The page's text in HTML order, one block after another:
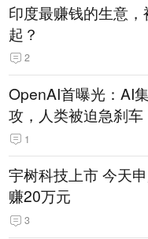
印度最赚钱的生意
起？
2
OpenAI首曝光：AI
攻，人类被迫急刹车
1
宇树科技上市 今天
赚20万元
3